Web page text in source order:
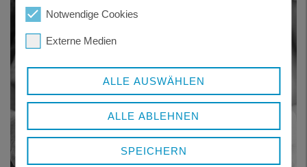
Notwendige Cookies
Externe Medien
ALLE AUSWÄHLEN
ALLE ABLEHNEN
SPEICHERN